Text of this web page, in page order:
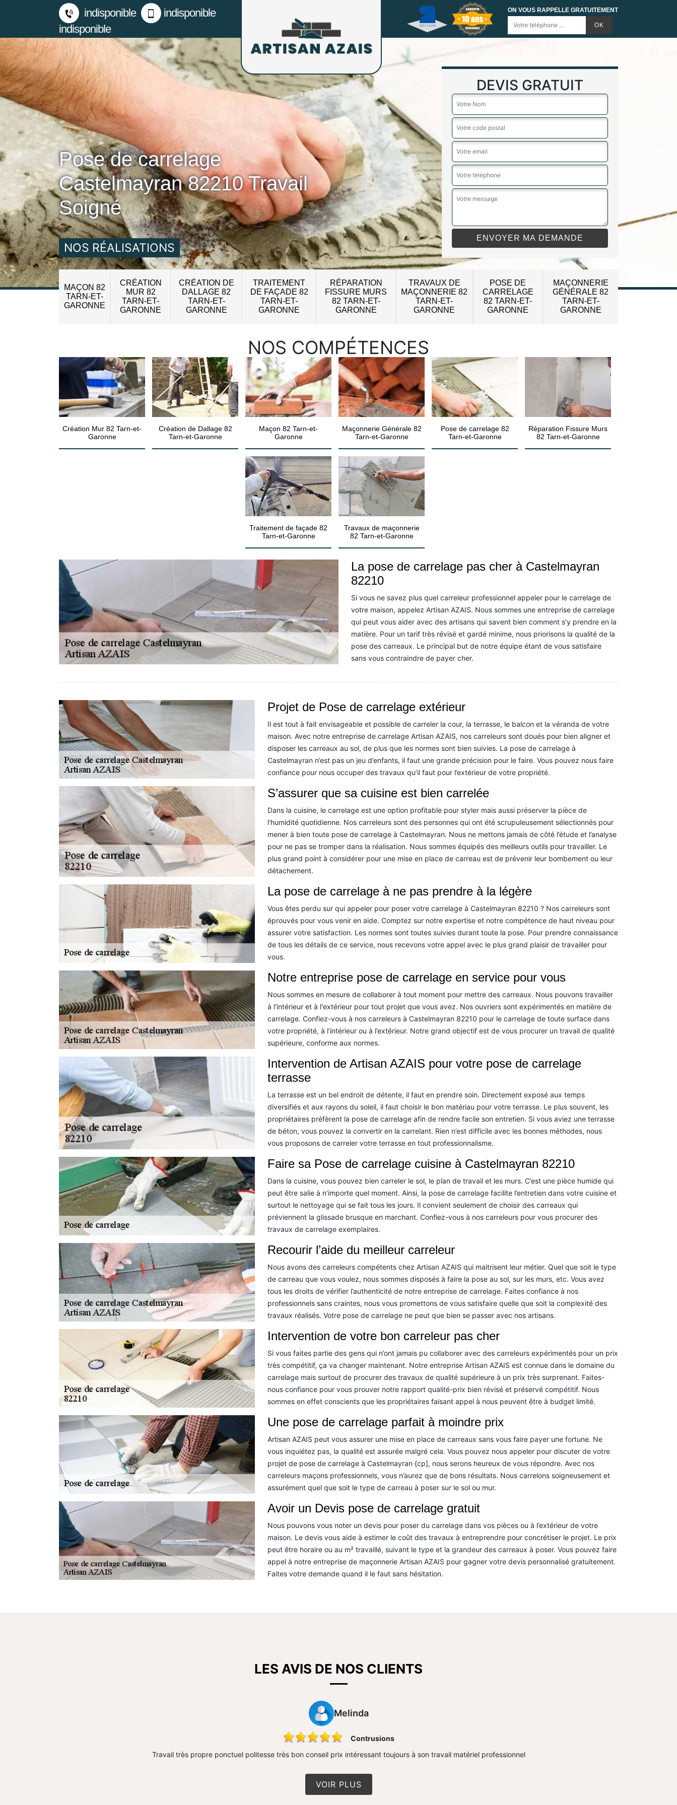
indisponible
indisponible
indisponible
ON VOUS RAPPELLE GRATUITEMENT
Pose de carrelage
Castelmayran 82210 Travail
Soigné
NOS RÉALISATIONS
DEVIS GRATUIT
MAÇON 82
TARN-ET-
GARONNE
CRÉATION
MUR 82
TARN-ET-
GARONNE
CRÉATION DE
DALLAGE 82
TARN-ET-
GARONNE
TRAITEMENT
DE FAÇADE 82
TARN-ET-
GARONNE
RÉPARATION
FISSURE MURS
82 TARN-ET-
GARONNE
TRAVAUX DE
MAÇONNERIE 82
TARN-ET-
GARONNE
POSE DE
CARRELAGE
82 TARN-ET-
GARONNE
MAÇONNERIE
GÉNÉRALE 82
TARN-ET-
GARONNE
NOS COMPÉTENCES
Création Mur 82 Tarn-et-
Garonne
Création de Dallage 82
Tarn-et-Garonne
Maçon 82 Tarn-et-
Garonne
Maçonnerie Générale 82
Tarn-et-Garonne
Pose de carrelage 82
Tarn-et-Garonne
Réparation Fissure Murs
82 Tarn-et-Garonne
Traitement de façade 82
Tarn-et-Garonne
Travaux de maçonnerie
82 Tarn-et-Garonne
La pose de carrelage pas cher à Castelmayran
82210
Si vous ne savez plus quel carreleur professionnel appeler pour le carrelage de
votre maison, appelez Artisan AZAIS. Nous sommes une entreprise de carrelage
qui peut vous aider avec des artisans qui savent bien comment s’y prendre en la
matière. Pour un tarif très révisé et gardé minime, nous priorisons la qualité de la
pose des carreaux. Le principal but de notre équipe étant de vous satisfaire
sans vous contraindre de payer cher.
Projet de Pose de carrelage extérieur
Il est tout à fait envisageable et possible de carreler la cour, la terrasse, le balcon et la véranda de votre
maison. Avec notre entreprise de carrelage Artisan AZAIS, nos carreleurs sont doués pour bien aligner et
disposer les carreaux au sol, de plus que les normes sont bien suivies. La pose de carrelage à
Castelmayran n’est pas un jeu d’enfants, il faut une grande précision pour le faire. Vous pouvez nous faire
confiance pour nous occuper des travaux qu’il faut pour l’extérieur de votre propriété.
S’assurer que sa cuisine est bien carrelée
Dans la cuisine, le carrelage est une option profitable pour styler mais aussi préserver la pièce de
l’humidité quotidienne. Nos carreleurs sont des personnes qui ont été scrupuleusement sélectionnés pour
mener à bien toute pose de carrelage à Castelmayran. Nous ne mettons jamais de côté l’étude et l’analyse
pour ne pas se tromper dans la réalisation. Nous sommes équipés des meilleurs outils pour travailler. Le
plus grand point à considérer pour une mise en place de carreau est de prévenir leur bombement ou leur
détachement.
La pose de carrelage à ne pas prendre à la légère
Vous êtes perdu sur qui appeler pour poser votre carrelage à Castelmayran 82210 ? Nos carreleurs sont
éprouvés pour vous venir en aide. Comptez sur notre expertise et notre compétence de haut niveau pour
assurer votre satisfaction. Les normes sont toutes suivies durant toute la pose. Pour prendre connaissance
de tous les détails de ce service, nous recevons votre appel avec le plus grand plaisir de travailler pour
vous.
Notre entreprise pose de carrelage en service pour vous
Nous sommes en mesure de collaborer à tout moment pour mettre des carreaux. Nous pouvons travailler
à l'intérieur et à l'extérieur pour tout projet que vous avez. Nos ouvriers sont expérimentés en matière de
carrelage. Confiez-vous à nos carreleurs à Castelmayran 82210 pour le carrelage de toute surface dans
votre propriété, à l’intérieur ou à l’extérieur. Notre grand objectif est de vous procurer un travail de qualité
supérieure, conforme aux normes.
Intervention de Artisan AZAIS pour votre pose de carrelage
terrasse
La terrasse est un bel endroit de détente, il faut en prendre soin. Directement exposé aux temps
diversifiés et aux rayons du soleil, il faut choisir le bon matériau pour votre terrasse. Le plus souvent, les
propriétaires préfèrent la pose de carrelage afin de rendre facile son entretien. Si vous aviez une terrasse
de béton, vous pouvez la convertir en la carrelant. Rien n’est difficile avec les bonnes méthodes, nous
vous proposons de carreler votre terrasse en tout professionnalisme.
Faire sa Pose de carrelage cuisine à Castelmayran 82210
Dans la cuisine, vous pouvez bien carreler le sol, le plan de travail et les murs. C’est une pièce humide qui
peut être salie à n’importe quel moment. Ainsi, la pose de carrelage facilite l’entretien dans votre cuisine et
surtout le nettoyage qui se fait tous les jours. Il convient seulement de choisir des carreaux qui
préviennent la glissade brusque en marchant. Confiez-vous à nos carreleurs pour vous procurer des
travaux de carrelage exemplaires.
Recourir l’aide du meilleur carreleur
Nous avons des carreleurs compétents chez Artisan AZAIS qui maitrisent leur métier. Quel que soit le type
de carreau que vous voulez, nous sommes disposés à faire la pose au sol, sur les murs, etc. Vous avez
tous les droits de vérifier l’authenticité de notre entreprise de carrelage. Faites confiance à nos
professionnels sans craintes, nous vous promettons de vous satisfaire quelle que soit la complexité des
travaux réalisés. Votre pose de carrelage ne peut que bien se passer avec nos artisans.
Intervention de votre bon carreleur pas cher
Si vous faites partie des gens qui n’ont jamais pu collaborer avec des carreleurs expérimentés pour un prix
très compétitif, ça va changer maintenant. Notre entreprise Artisan AZAIS est connue dans le domaine du
carrelage mais surtout de procurer des travaux de qualité supérieure à un prix très surprenant. Faites-
nous confiance pour vous prouver notre rapport qualité-prix bien révisé et préservé compétitif. Nous
sommes en effet conscients que les propriétaires faisant appel à nous peuvent être à budget limité.
Une pose de carrelage parfait à moindre prix
Artisan AZAIS peut vous assurer une mise en place de carreaux sans vous faire payer une fortune. Ne
vous inquiétez pas, la qualité est assurée malgré cela. Vous pouvez nous appeler pour discuter de votre
projet de pose de carrelage à Castelmayran {cp], nous serons heureux de vous répondre. Avec nos
carreleurs maçons professionnels, vous n’aurez que de bons résultats. Nous carrelons soigneusement et
assurément quel que soit le type de carreau à poser sur le sol ou mur.
Avoir un Devis pose de carrelage gratuit
Nous pouvons vous noter un devis pour poser du carrelage dans vos pièces ou à l’extérieur de votre
maison. Le devis vous aide à estimer le coût des travaux à entreprendre pour concrétiser le projet. Le prix
peut être horaire ou au m² travaillé, suivant le type et la grandeur des carreaux à poser. Vous pouvez faire
appel à notre entreprise de maçonnerie Artisan AZAIS pour gagner votre devis personnalisé gratuitement.
Faites votre demande quand il le faut sans hésitation.
LES AVIS DE NOS CLIENTS
Melinda
Contrusions
Travail très propre ponctuel politesse très bon conseil prix intéressant toujours à son travail matériel professionnel
VOIR PLUS